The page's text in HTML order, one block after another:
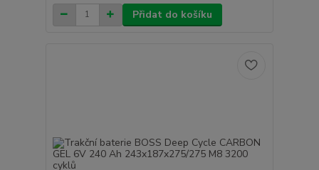
Přidat do košíku